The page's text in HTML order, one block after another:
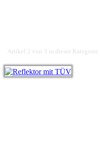
Artikel 2 von 3 in dieser Kategorie